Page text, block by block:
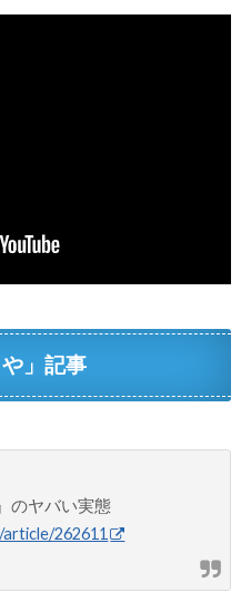
や」記事
のヤバい実態
262611